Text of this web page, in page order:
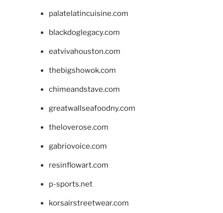
palatelatincuisine.com
blackdoglegacy.com
eatvivahouston.com
thebigshowok.com
chimeandstave.com
greatwallseafoodny.com
theloverose.com
gabriovoice.com
resinflowart.com
p-sports.net
korsairstreetwear.com